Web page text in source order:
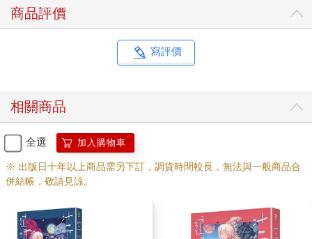
商品評價
寫評價
相關商品
全選 加入購物車
※ 出版日十年以上商品需另下訂，調貨時間較長，無法與一般商品合
併結帳，敬請見諒。